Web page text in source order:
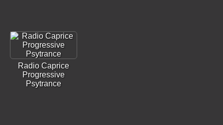
Radio Caprice
Progressive
Psytrance